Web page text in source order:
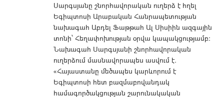
Սարգսյանը շնորհավորական ուղերձ է հղել
Եգիպտոսի Արաբական Հանրապետության
նախագահ Աբդել Ֆաթթահ Ալ Սիսիին ազգային
տոնի՝ Հեղափոխության օրվա կապակցությամբ։
Նախագահ Սարգսյանի շնորհավորական
ուղերձում մասնավորապես ասվում է.
«Հայաստանը մեծապես կարևորում է
Եգիպտոսի հետ բազմաբովանդակ
համագործակցության շարունակական